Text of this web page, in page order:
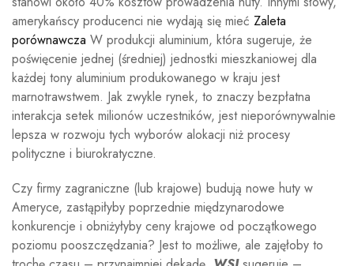
amerykańscy producenci nie wydają się mieć Zaleta
porównawcza W produkcji aluminium, która sugeruje, że
poświęcenie jednej (średniej) jednostki mieszkaniowej dla
każdej tony aluminium produkowanego w kraju jest
marnotrawstwem. Jak zwykle rynek, to znaczy bezpłatna
interakcja setek milionów uczestników, jest nieporównywalnie
lepsza w rozwoju tych wyborów alokacji niż procesy
polityczne i biurokratyczne.
Czy firmy zagraniczne (lub krajowe) budują nowe huty w
Ameryce, zastąpiłyby poprzednie międzynarodowe
konkurencje i obniżyłyby ceny krajowe od początkowego
poziomu pooszczędzania? Jest to możliwe, ale zajęłoby to